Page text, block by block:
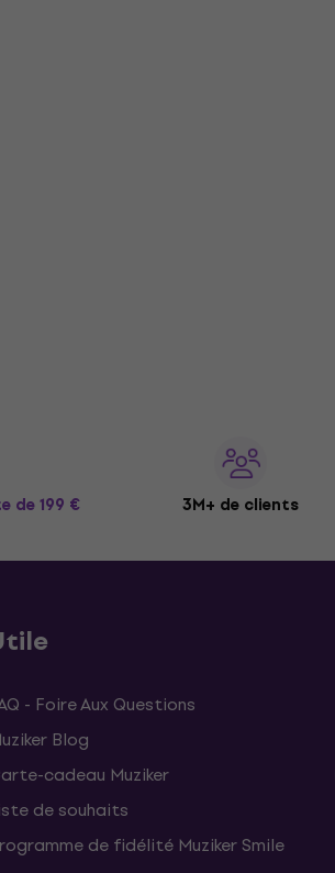
de 199 € 3M+ de clients
- Foire Aux Questions
Blog
cadeau Muziker
de souhaits
de fidélité Muziker Smile